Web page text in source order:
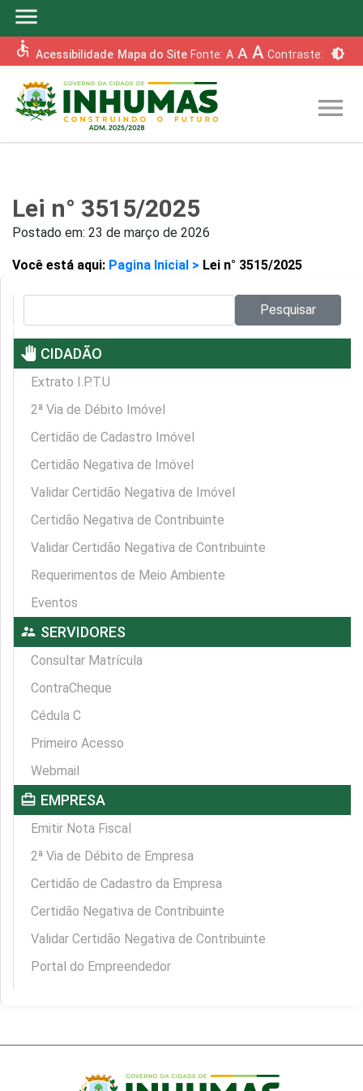
menu
accessible Acessibilidade Mapa do Site Fonte: A A A Contraste: brightness_6
menu
Lei n° 3515/2025
Postado em: 23 de março de 2026
Você está aqui: Pagina Inicial > Lei n° 3515/2025
Pesquisar
pan_tool CIDADÃO
Extrato I.P.T.U
2ª Via de Débito Imóvel
Certidão de Cadastro Imóvel
Certidão Negativa de Imóvel
Validar Certidão Negativa de Imóvel
Certidão Negativa de Contribuinte
Validar Certidão Negativa de Contribuinte
Requerimentos de Meio Ambiente
Eventos
supervisor_account SERVIDORES
Consultar Matrícula
ContraCheque
Cédula C
Primeiro Acesso
Webmail
card_travel EMPRESA
Emitir Nota Fiscal
2ª Via de Débito de Empresa
Certidão de Cadastro da Empresa
Certidão Negativa de Contribuinte
Validar Certidão Negativa de Contribuinte
Portal do Empreendedor